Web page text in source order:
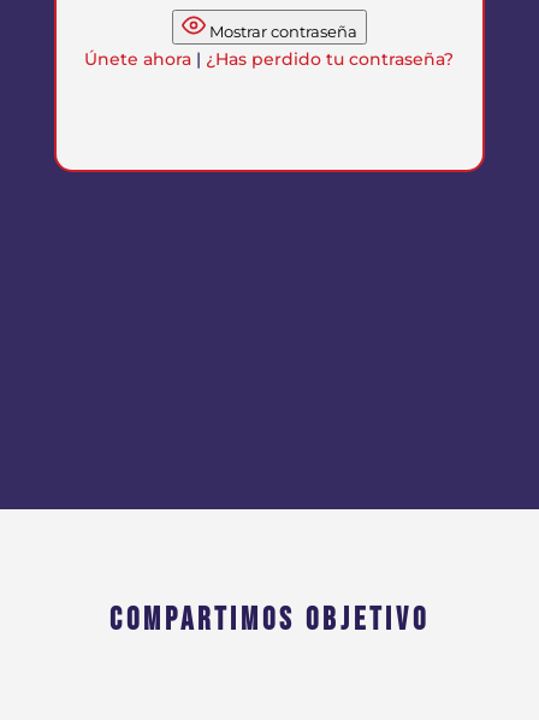
Mostrar contraseña
Únete ahora | ¿Has perdido tu contraseña?
COMPARTIMOS OBJETIVO